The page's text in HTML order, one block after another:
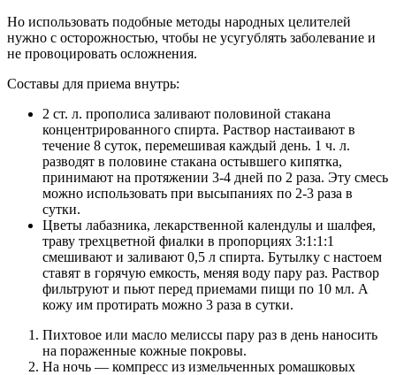
Но использовать подобные методы народных целителей
нужно с осторожностью, чтобы не усугублять заболевание и
не провоцировать осложнения.
Составы для приема внутрь:
2 ст. л. прополиса заливают половиной стакана
концентрированного спирта. Раствор настаивают в
течение 8 суток, перемешивая каждый день. 1 ч. л.
разводят в половине стакана остывшего кипятка,
принимают на протяжении 3-4 дней по 2 раза. Эту смесь
можно использовать при высыпаниях по 2-3 раза в
сутки.
Цветы лабазника, лекарственной календулы и шалфея,
траву трехцветной фиалки в пропорциях 3:1:1:1
смешивают и заливают 0,5 л спирта. Бутылку с настоем
ставят в горячую емкость, меняя воду пару раз. Раствор
фильтруют и пьют перед приемами пищи по 10 мл. А
кожу им протирать можно 3 раза в сутки.
Пихтовое или масло мелиссы пару раз в день наносить
на пораженные кожные покровы.
На ночь — компресс из измельченных ромашковых